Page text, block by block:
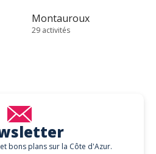
Montauroux
29 activités
bons plans sur la Côte d'Azur.